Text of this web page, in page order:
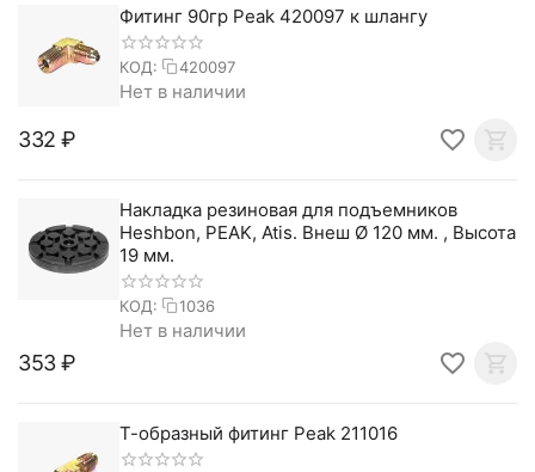
Фитинг 90гр Peak 420097 к шлангу
КОД: 420097
Нет в наличии
‍332‍ ₽
Накладка резиновая для подъемников
Heshbon, PEAK, Atis. Внеш Ø 120 мм. , Высота
19 мм.
КОД: 1036
Нет в наличии
‍353‍₽
Т-образный фитинг Peak 211016